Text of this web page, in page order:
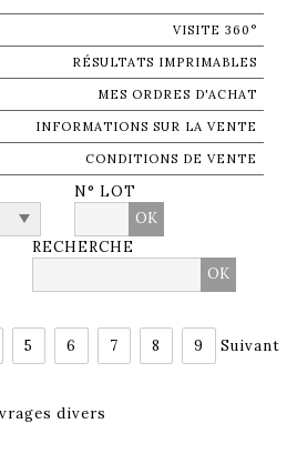
VISITE 360°
RÉSULTATS IMPRIMABLES
MES ORDRES D'ACHAT
INFORMATIONS SUR LA VENTE
CONDITIONS DE VENTE
N° LOT
OK
RECHERCHE
5 6 7 8 9 Suivant